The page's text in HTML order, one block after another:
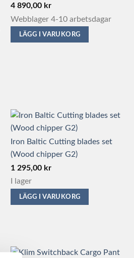
väljas
på
produktsidan
4 890,00 kr
Webblager 4-10 arbetsdagar
LÄGG I VARUKORG
Iron Baltic Cutting blades set
(Wood chipper G2)
1 295,00 kr
I lager
LÄGG I VARUKORG